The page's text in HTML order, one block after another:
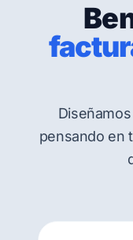
pensando en